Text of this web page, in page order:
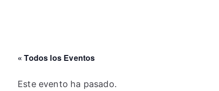
« Todos los Eventos
Este evento ha pasado.